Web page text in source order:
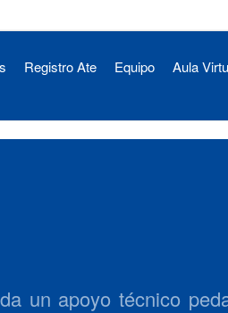
Registro Ate Equipo Aula
un apoyo técnico